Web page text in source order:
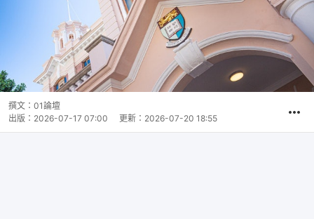
撰文： 01論壇
出版： 2026-07-17 07:00 更新： 2026-07-20 18:55